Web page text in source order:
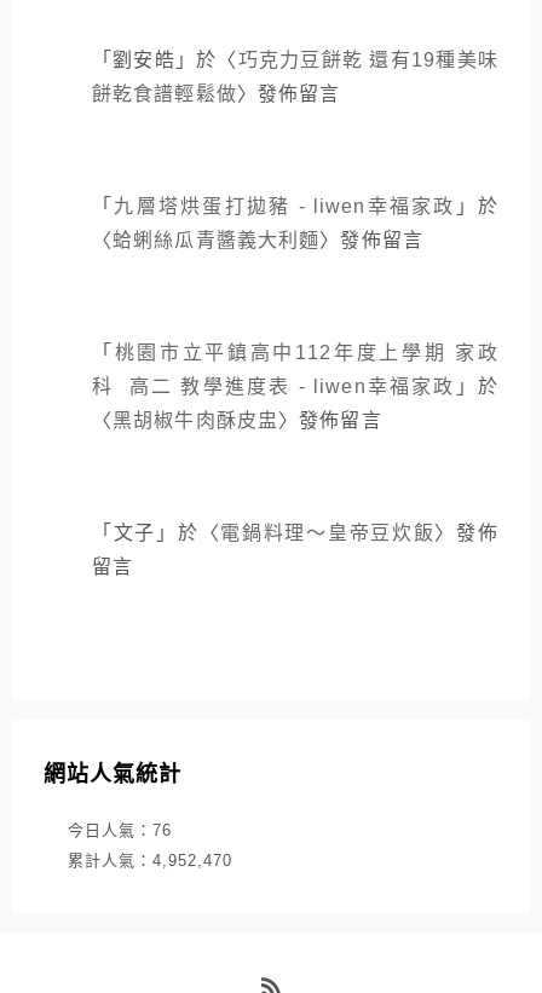
「劉安皓 」於〈巧克力豆餅乾 還有19種美味
餅乾食譜輕鬆做〉發佈留言
「 九層塔烘蛋打拋豬 - liwen幸福家政 」於
〈蛤蜊絲瓜青醬義大利麵〉發佈留言
「 桃園市立平鎮高中112年度上學期 家政
科 高二 教學進度表 - liwen幸福家政 」於
〈黑胡椒牛肉酥皮盅 〉發佈留言
「 文子 」於〈電鍋料理～皇帝豆炊飯〉發佈
留言
網站人氣統計
今日人氣： 76
累計人氣： 4,952,470